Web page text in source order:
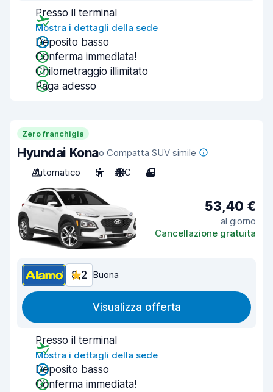
Presso il terminal
Mostra i dettagli della sede
Deposito basso
Conferma immediata!
Chilometraggio illimitato
Paga adesso
Zero franchigia
Hyundai Konao Compatta SUV simile
Automatico
5 A/C 4
53,40 €
al giorno
Cancellazione gratuita
8,2 Buona
Visualizza offerta
Presso il terminal
Mostra i dettagli della sede
Deposito basso
Conferma immediata!